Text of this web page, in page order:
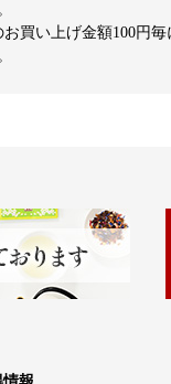
お買い上げ金額100円